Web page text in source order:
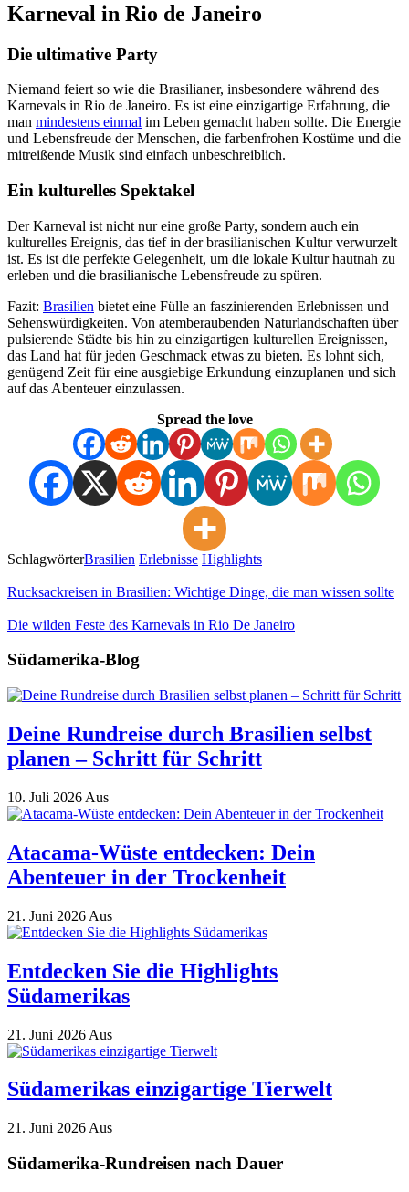
Karneval in Rio de Janeiro
Die ultimative Party
Niemand feiert so wie die Brasilianer, insbesondere während des
Karnevals in Rio de Janeiro. Es ist eine einzigartige Erfahrung, die
man mindestens einmal im Leben gemacht haben sollte. Die Energie
und Lebensfreude der Menschen, die farbenfrohen Kostüme und die
mitreißende Musik sind einfach unbeschreiblich.
Ein kulturelles Spektakel
Der Karneval ist nicht nur eine große Party, sondern auch ein
kulturelles Ereignis, das tief in der brasilianischen Kultur verwurzelt
ist. Es ist die perfekte Gelegenheit, um die lokale Kultur hautnah zu
erleben und die brasilianische Lebensfreude zu spüren.
Fazit: Brasilien bietet eine Fülle an faszinierenden Erlebnissen und
Sehenswürdigkeiten. Von atemberaubenden Naturlandschaften über
pulsierende Städte bis hin zu einzigartigen kulturellen Ereignissen,
das Land hat für jeden Geschmack etwas zu bieten. Es lohnt sich,
genügend Zeit für eine ausgiebige Erkundung einzuplanen und sich
auf das Abenteuer einzulassen.
Spread the love
SchlagwörterBrasilien Erlebnisse Highlights
Rucksackreisen in Brasilien: Wichtige Dinge, die man wissen sollte
Die wilden Feste des Karnevals in Rio De Janeiro
Südamerika-Blog
Deine Rundreise durch Brasilien selbst
planen – Schritt für Schritt
10. Juli 2026 Aus
Atacama-Wüste entdecken: Dein
Abenteuer in der Trockenheit
21. Juni 2026 Aus
Entdecken Sie die Highlights
Südamerikas
21. Juni 2026 Aus
Südamerikas einzigartige Tierwelt
21. Juni 2026 Aus
Südamerika-Rundreisen nach Dauer